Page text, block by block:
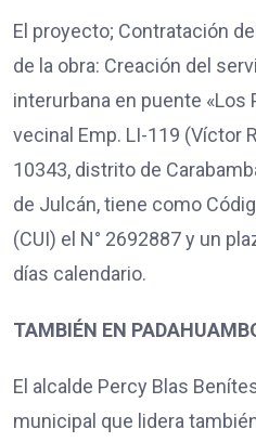
El proyecto; Contratación
de la obra: Creación del
interurbana en puente «Los
vecinal Emp. LI-119 (Víctor
10343, distrito de
de Julcán, tiene como
(CUI) el N° 2692887 y un
días calendario.
TAMBIÉN EN
El alcalde Percy Blas
municipal que lidera